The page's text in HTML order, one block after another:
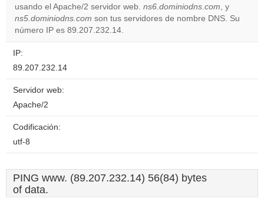
Do you
own this
OK
usando el Apache/2 servidor web. ns6.dominiodns.com, y
ns5.dominiodns.com son tus servidores de nombre DNS. Su
número IP es 89.207.232.14.
IP:
89.207.232.14
Servidor web:
Apache/2
Codificación:
utf-8
PING www. (89.207.232.14) 56(84) bytes
of data.